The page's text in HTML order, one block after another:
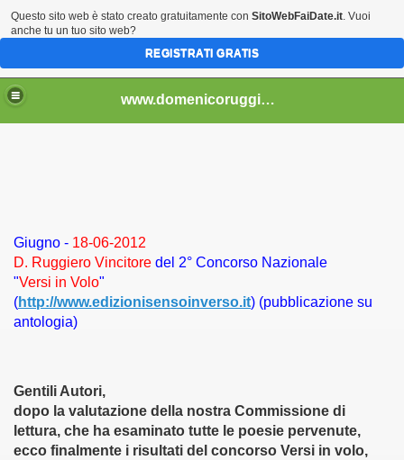
..................................
www.domenicoruggiero.it.gg
Giugno - 18-06-2012
D. Ruggiero Vincitore del 2° Concorso Nazionale
"Versi in Volo"
(http://www.edizionisensoinverso.it) (pubblicazione su
antologia)
Gentili Autori,
dopo la valutazione della nostra Commissione di
lettura, che ha esaminato tutte le poesie pervenute,
ecco finalmente i risultati del concorso Versi in volo,
e non) - 4
Questo sito web è stato creato gratuitamente con SitoWebFaiDate.it. Vuoi
anche tu un tuo sito web?
REGISTRATI GRATIS